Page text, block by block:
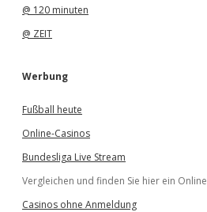
@ 120 minuten
@ ZEIT
Werbung
Fußball heute
Online-Casinos
Bundesliga Live Stream
Vergleichen und finden Sie hier ein Online
Casinos ohne Anmeldung